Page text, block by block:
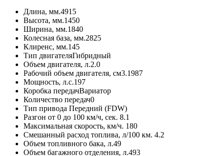
Длина, мм.4915
Высота, мм.1450
Ширина, мм.1840
Колесная база, мм.2825
Клиренс, мм.145
Тип двигателяГибридный
Объем двигателя, л.2.0
Рабочий объем двигателя, см3.1987
Мощность, л.с.197
Коробка передачВариатор
Количество передач0
Тип привода Передний (FDW)
Разгон от 0 до 100 км/ч, сек. 8.1
Максимальная скорость, км/ч. 180
Смешанный расход топлива, л/100 км. 4.2
Объем топливного бака, л.49
Объем багажного отделения, л.493